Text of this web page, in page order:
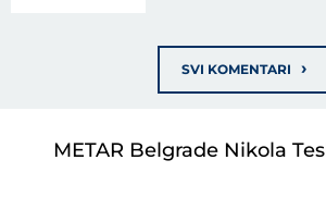
SVI KOMENTARI ›
METAR Belgrade Nikola